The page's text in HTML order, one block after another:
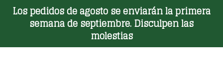
Los pedidos de agosto se enviarán la primera
semana de septiembre. Disculpen las
molestias
Toggle Menu